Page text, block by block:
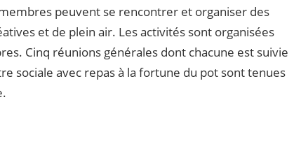
peuvent se rencontrer et organiser des
et de plein air. Les activités sont organisées
Cinq réunions générales dont chacune est suivie
sociale avec repas à la fortune du pot sont tenues